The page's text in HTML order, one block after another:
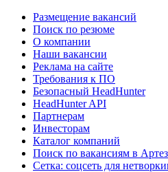
Размещение вакансий
Поиск по резюме
О компании
Наши вакансии
Реклама на сайте
Требования к ПО
Безопасный HeadHunter
HeadHunter API
Партнерам
Инвесторам
Каталог компаний
Поиск по вакансиям в
Сетка: соцсеть для